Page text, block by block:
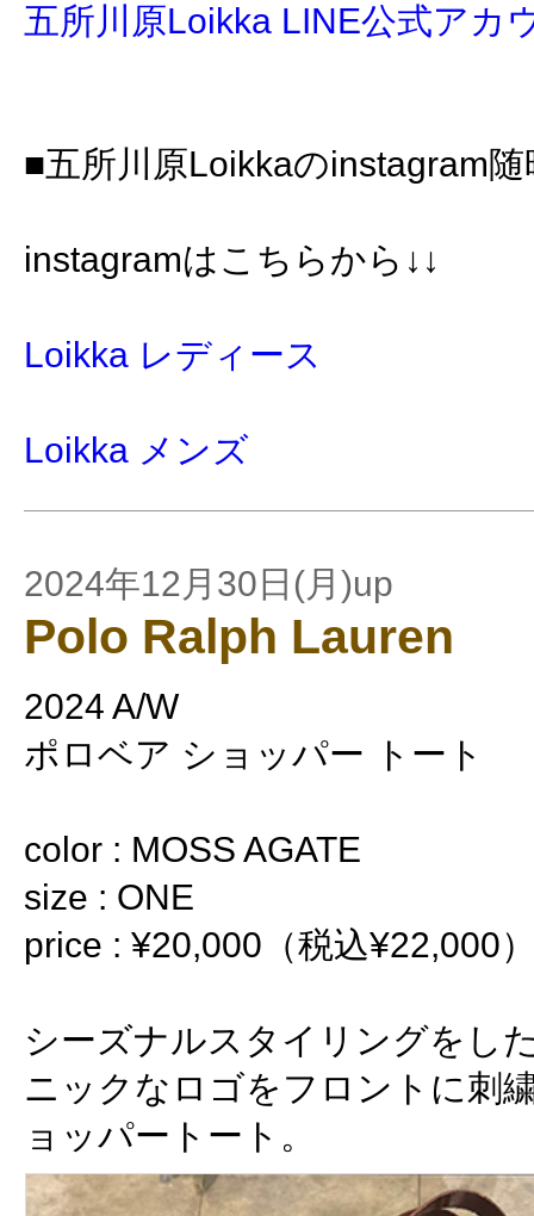
五所川原Loikka LINE公式アカ
■五所川原Loikkaのinstagram随
instagramはこちらから↓↓
Loikka レディース
Loikka メンズ
2024年12月30日(月)up
Polo Ralph Lauren
2024 A/W
ポロベア ショッパー トート
color : MOSS AGATE
size : ONE
price : ¥20,000（税込¥22,000
シーズナルスタイリングをし
ニックなロゴをフロントに刺
ョッパートート。